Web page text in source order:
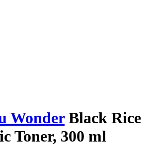
WonderBlack Rice
Toner, 300 ml